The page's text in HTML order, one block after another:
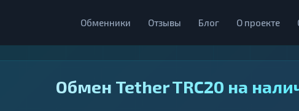
Обменники Отзывы Блог О проекте
Обмен Tether TRC20 на